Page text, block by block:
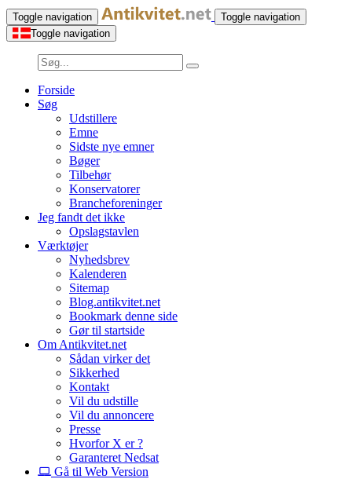
Toggle navigation
Toggle navigation
Toggle navigation
Forside
Søg
Udstillere
Emne
Sidste nye emner
Bøger
Tilbehør
Konservatorer
Brancheforeninger
Jeg fandt det ikke
Opslagstavlen
Værktøjer
Nyhedsbrev
Kalenderen
Sitemap
Blog.antikvitet.net
Bookmark denne side
Gør til startside
Om Antikvitet.net
Sådan virker det
Sikkerhed
Kontakt
Vil du udstille
Vil du annoncere
Presse
Hvorfor X er ?
Garanteret Nedsat
Gå til Web Version